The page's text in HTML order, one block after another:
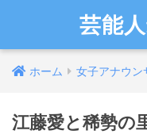
芸能
ホーム 女子アナウン
江藤愛と稀勢の